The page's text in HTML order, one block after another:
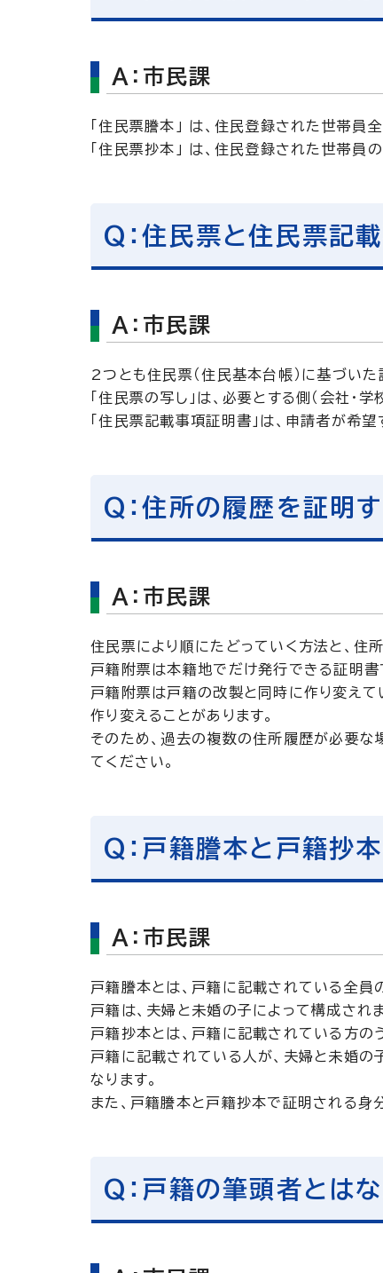
A：市民課
「住民票謄本」 は、住民登録された世帯員
「住民票抄本」 は、住民登録された世帯員
Q：住民票と住民票記
A：市民課
2つとも住民票（住民基本台帳）に基づい
「住民票の写し」は、必要とする側（会社・
「住民票記載事項証明書」は、申請者が希
Q：住所の履歴を証明
A：市民課
住民票により順にたどっていく方法と、住
戸籍附票は本籍地でだけ発行できる証明書
戸籍附票は戸籍の改製と同時に作り変えて
作り変えることがあります。
そのため、過去の複数の住所履歴が必要な
てください。
Q：戸籍謄本と戸籍抄
A：市民課
戸籍謄本とは、戸籍に記載されている全員
戸籍は、夫婦と未婚の子によって構成され
戸籍抄本とは、戸籍に記載されている方の
戸籍に記載されている人が、夫婦と未婚
なります。
また、戸籍謄本と戸籍抄本で証明される身
Q：戸籍の筆頭者とは